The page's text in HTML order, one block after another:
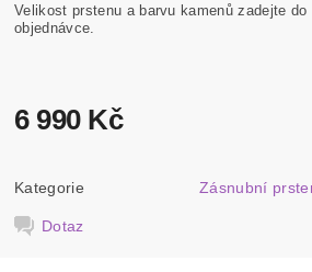
Velikost prstenu a barvu kamenů zadejte do
objednávce.
6 990 Kč
Kategorie Zásnubní
Dotaz